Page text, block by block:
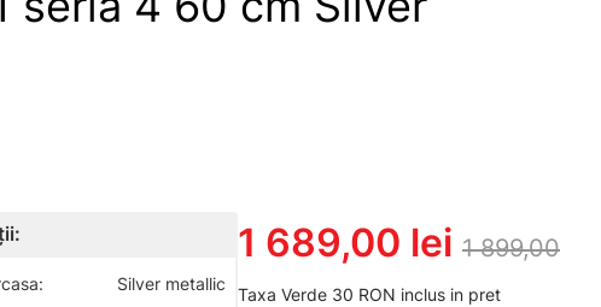
Silver metallic
1 689,00 lei 1 899,00
Taxa Verde 30 RON inclus in pret